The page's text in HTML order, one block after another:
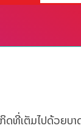
ທີ່ເຕັມໄປດ້ວຍບາ